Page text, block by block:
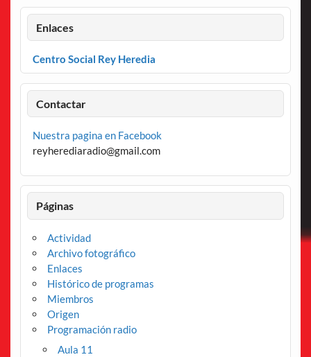
Enlaces
Centro Social Rey Heredia
Contactar
Nuestra pagina en Facebook
reyherediaradio@gmail.com
Páginas
Actividad
Archivo fotográfico
Enlaces
Histórico de programas
Miembros
Origen
Programación radio
Aula 11